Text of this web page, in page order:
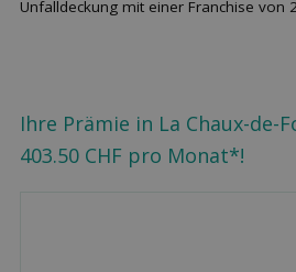
Unfalldeckung mit einer Franchise von
Ihre Prämie in La Chaux-de-
403.50 CHF pro Monat*!